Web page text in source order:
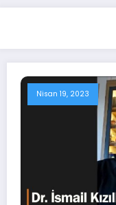
Nisan 19, 2023